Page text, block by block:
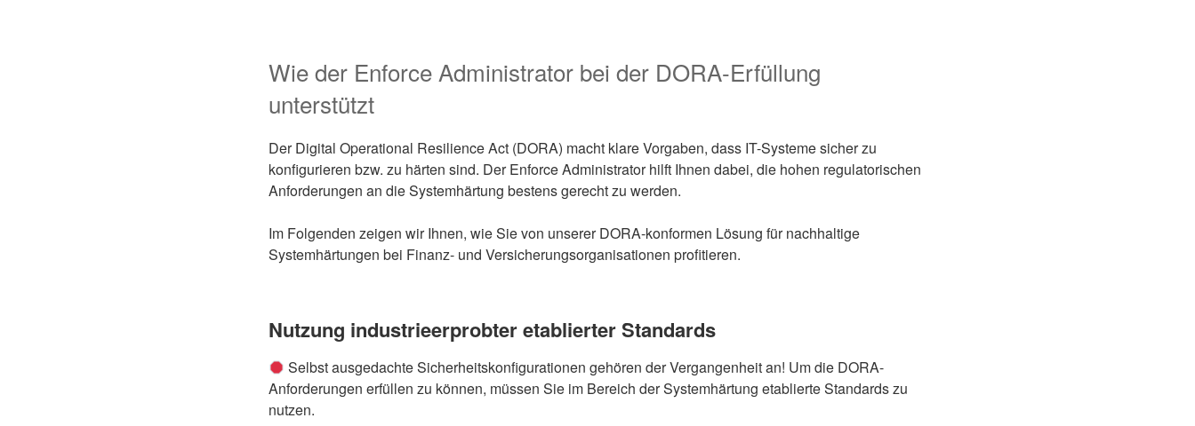
Wie der Enforce Administrator bei der DORA-Erfüllung
unterstützt
Der Digital Operational Resilience Act (DORA) macht klare Vorgaben, dass IT-Systeme sicher zu
konfigurieren bzw. zu härten sind. Der Enforce Administrator hilft Ihnen dabei, die hohen regulatorischen
Anforderungen an die Systemhärtung bestens gerecht zu werden.
Im Folgenden zeigen wir Ihnen, wie Sie von unserer DORA-konformen Lösung für nachhaltige
Systemhärtungen bei Finanz- und Versicherungsorganisationen profitieren.
Nutzung industrieerprobter etablierter Standards
Selbst ausgedachte Sicherheitskonfigurationen gehören der Vergangenheit an! Um die DORA-
Anforderungen erfüllen zu können, müssen Sie im Bereich der Systemhärtung etablierte Standards zu
nutzen.